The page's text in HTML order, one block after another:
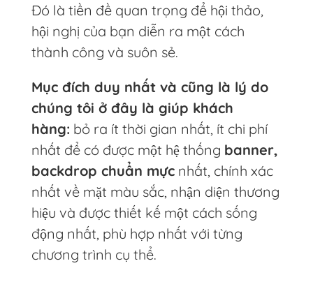
Đó là tiền đề quan trọng để hội thảo,
hội nghị của bạn diễn ra một cách
thành công và suôn sẻ.
Mục đích duy nhất và cũng là lý do
chúng tôi ở đây là giúp khách
hàng: bỏ ra ít thời gian nhất, ít chi phí
nhất để có được một hệ thống banner,
backdrop chuẩn mựcnhất, chính xác
nhất về mặt màu sắc, nhận diện thương
hiệu và được thiết kế một cách sống
động nhất, phù hợp nhất với từng
chương trình cụ thể.